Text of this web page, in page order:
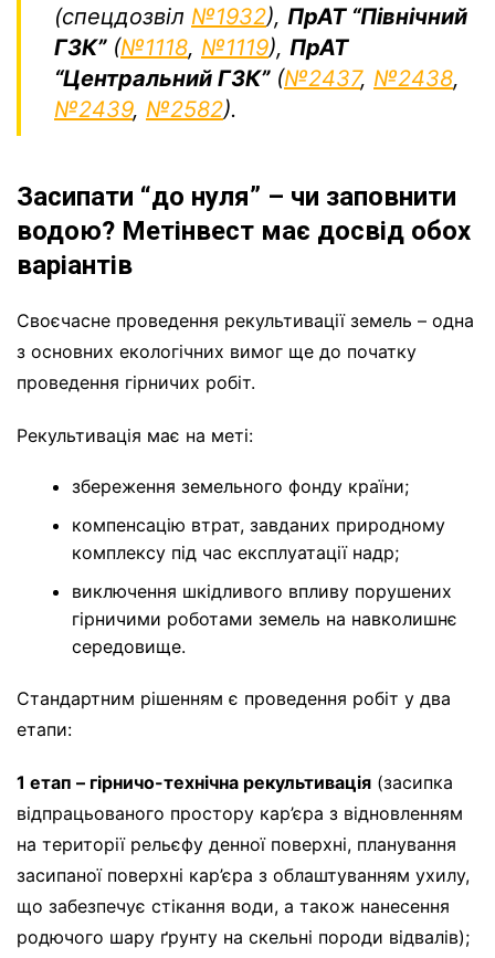
(спецдозвіл №1932), ПрАТ “Північний
ГЗК”(№1118, №1119), ПрАТ
“Центральний ГЗК”(№2437, №2438,
№2439, №2582).
Засипати “до нуля” – чи заповнити
водою? Метінвест має досвід обох
варіантів
Своєчасне проведення рекультивації земель – одна
з основних екологічних вимог ще до початку
проведення гірничих робіт.
Рекультивація має на меті:
збереження земельного фонду країни;
компенсацію втрат, завданих природному
комплексу під час експлуатації надр;
виключення шкідливого впливу порушених
гірничими роботами земель на навколишнє
середовище.
Стандартним рішенням є проведення робіт у два
етапи:
1 етап – гірничо-технічна рекультивація (засипка
відпрацьованого простору кар’єра з відновленням
на території рельєфу денної поверхні, планування
засипаної поверхні кар’єра з облаштуванням ухилу,
що забезпечує стікання води, а також нанесення
родючого шару ґрунту на скельні породи відвалів);